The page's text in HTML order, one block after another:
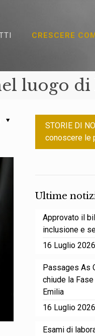
CRESCERE
luogo
STORIE DI
conoscere le
Ultime
Approvato il
inclusione e
16 Luglio 2026
Passages As
chiude la
Emilia
16 Luglio 2026
Esami di